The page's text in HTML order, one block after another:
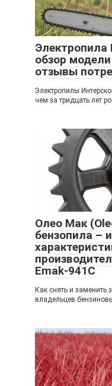
Электропила
обзор
отзывы
Электропилы
чем за тридцать лет
Олео Мак
бензопила –
Emak-941C
Как снять и заменить
владельцев